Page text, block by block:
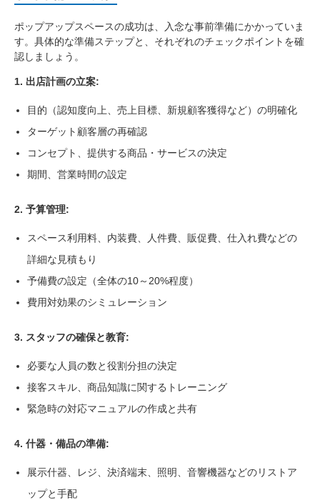
ポップアップスペースの成功は、入念な事前準備にかかっていま
す。具体的な準備ステップと、それぞれのチェックポイントを確
認しましょう。
1. 出店計画の立案:
目的（認知度向上、売上目標、新規顧客獲得など）の明確化
ターゲット顧客層の再確認
コンセプト、提供する商品・サービスの決定
期間、営業時間の設定
2. 予算管理:
スペース利用料、内装費、人件費、販促費、仕入れ費などの
詳細な見積もり
予備費の設定（全体の10～20%程度）
費用対効果のシミュレーション
3. スタッフの確保と教育:
必要な人員の数と役割分担の決定
接客スキル、商品知識に関するトレーニング
緊急時の対応マニュアルの作成と共有
4. 什器・備品の準備:
展示什器、レジ、決済端末、照明、音響機器などのリストア
ップと手配